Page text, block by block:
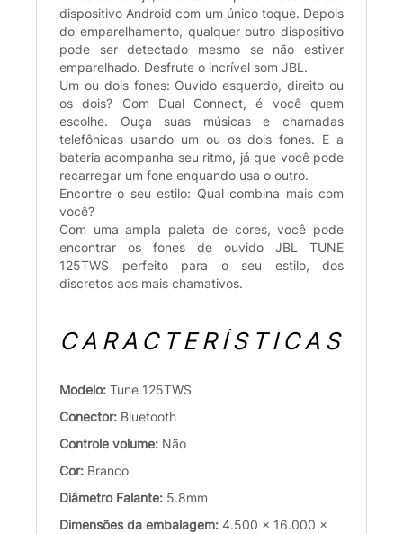
dispositivo Android com um único toque. Depois
do emparelhamento, qualquer outro dispositivo
pode ser detectado mesmo se não estiver
emparelhado. Desfrute o incrível som JBL.
Um ou dois fones: Ouvido esquerdo, direito ou
os dois? Com Dual Connect, é você quem
escolhe. Ouça suas músicas e chamadas
telefônicas usando um ou os dois fones. E a
bateria acompanha seu ritmo, já que você pode
recarregar um fone enquando usa o outro.
Encontre o seu estilo: Qual combina mais com
você?
Com uma ampla paleta de cores, você pode
encontrar os fones de ouvido JBL TUNE
125TWS perfeito para o seu estilo, dos
discretos aos mais chamativos.
CARACTERÍSTICAS
Modelo: Tune 125TWS
Conector: Bluetooth
Controle volume: Não
Cor: Branco
Diâmetro Falante: 5.8mm
Dimensões da embalagem: 4.500 x 16.000 x